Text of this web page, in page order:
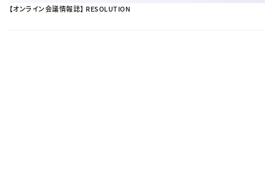
【オンライン会議情報誌】 RESOLUTION